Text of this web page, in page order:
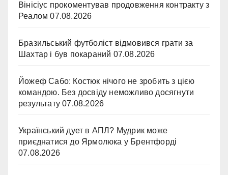
Вінісіус прокоментував продовження контракту з
Реалом 07.08.2026
Бразильський футболіст відмовився грати за
Шахтар і був покараний 07.08.2026
Йожеф Сабо: Костюк нічого не зробить з цією
командою. Без досвіду неможливо досягнути
результату 07.08.2026
Український дует в АПЛ? Мудрик може
приєднатися до Ярмолюка у Брентфорді
07.08.2026